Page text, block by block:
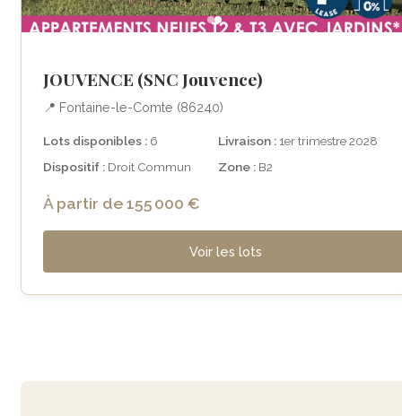
JOUVENCE (SNC Jouvence)
📍 Fontaine-le-Comte (86240)
Lots disponibles : 6 Livraison : 1er trimestre 2028
Dispositif : Droit Commun Zone : B2
À partir de 155 000 €
Voir les lots